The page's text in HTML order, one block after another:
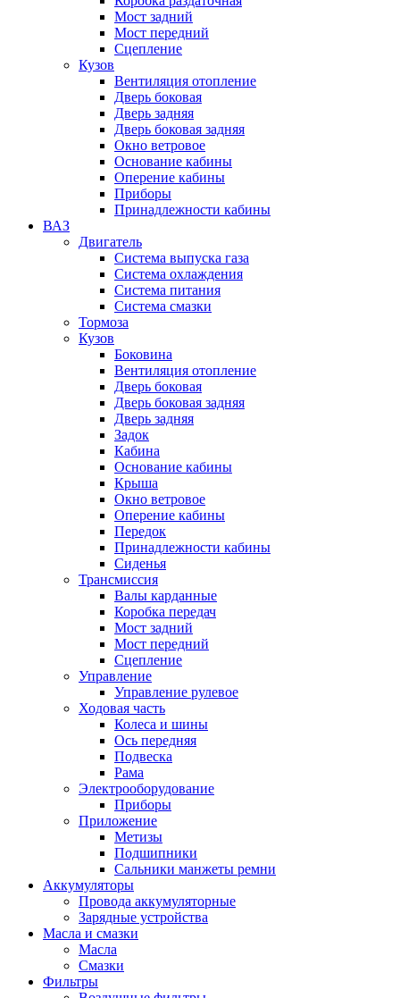
Мост задний
Мост передний
Сцепление
Кузов
Вентиляция отопление
Дверь боковая
Дверь задняя
Дверь боковая задняя
Окно ветровое
Основание кабины
Оперение кабины
Приборы
Принадлежности кабины
ВАЗ
Двигатель
Система выпуска газа
Система охлаждения
Система питания
Система смазки
Тормоза
Кузов
Боковина
Вентиляция отопление
Дверь боковая
Дверь боковая задняя
Дверь задняя
Задок
Кабина
Основание кабины
Крыша
Окно ветровое
Оперение кабины
Передок
Принадлежности кабины
Сиденья
Трансмиссия
Валы карданные
Коробка передач
Мост задний
Мост передний
Сцепление
Управление
Управление рулевое
Ходовая часть
Колеса и шины
Ось передняя
Подвеска
Рама
Электрооборудование
Приборы
Приложение
Метизы
Подшипники
Сальники манжеты ремни
Аккумуляторы
Провода аккумуляторные
Зарядные устройства
Масла и смазки
Масла
Смазки
Фильтры